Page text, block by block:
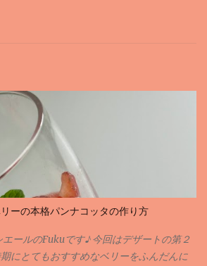
ーの本格パンナコッタの作り方
ールのFukuです♪ 今回はデザートの第２
にとてもおすすめなベリーをふんだんに